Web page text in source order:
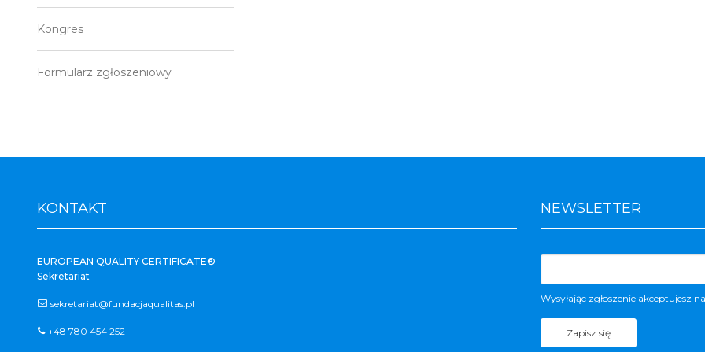
Kongres
Formularz zgłoszeniowy
KONTAKT
EUROPEAN QUALITY CERTIFICATE®
Sekretariat
sekretariat@fundacjaqualitas.pl
+48 780 454 252
NEWSLETTER
Wysyłając zgłoszenie akceptujesz